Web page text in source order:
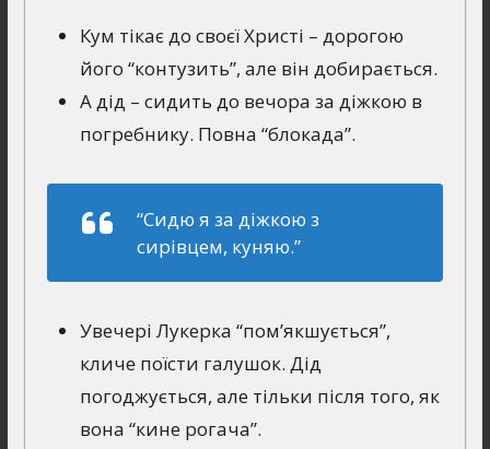
Кум тікає до своєї Христі – дорогою
його “контузить”, але він добирається.
А дід – сидить до вечора за діжкою в
погребнику. Повна “блокада”.
“Сидю я за дiжкою з
сирiвцем, куняю.”
Увечері Лукерка “пом’якшується”,
кличе поїсти галушок. Дід
погоджується, але тільки після того, як
вона “кине рогача”.